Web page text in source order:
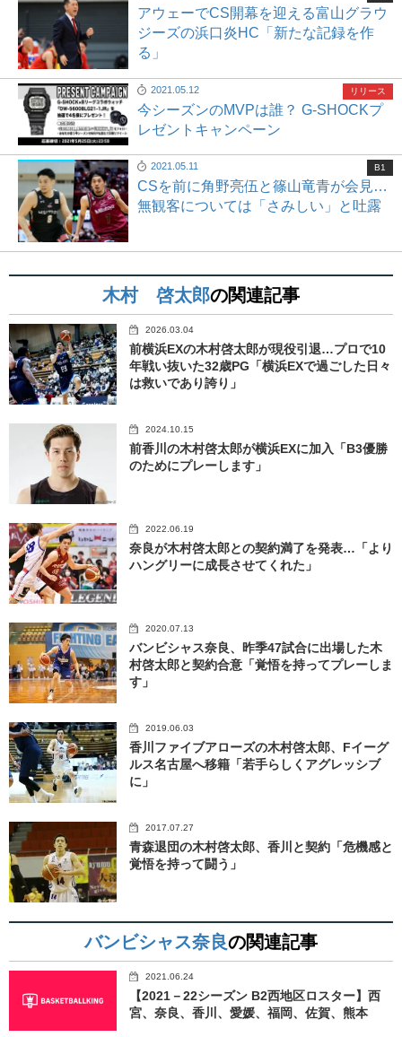
アウェーでCS開幕を迎える富山グラウ
ジーズの浜口炎HC「新たな記録を作
る」
2021.05.12
今シーズンのMVPは誰？ G-SHOCKプ
レゼントキャンペーン
リリース
2021.05.11
CSを前に角野亮伍と篠山竜青が会見…
無観客については「さみしい」と吐露
B1
木村 啓太郎の関連記事
2026.03.04
前横浜EXの木村啓太郎が現役引退…プロで10
年戦い抜いた32歳PG「横浜EXで過ごした日々
は救いであり誇り」
2024.10.15
前香川の木村啓太郎が横浜EXに加入「B3優勝
のためにプレーします」
2022.06.19
奈良が木村啓太郎との契約満了を発表…「より
ハングリーに成長させてくれた」
2020.07.13
バンビシャス奈良、昨季47試合に出場した木
村啓太郎と契約合意「覚悟を持ってプレーしま
す」
2019.06.03
香川ファイブアローズの木村啓太郎、Fイーグ
ルス名古屋へ移籍「若手らしくアグレッシブ
に」
2017.07.27
青森退団の木村啓太郎、香川と契約「危機感と
覚悟を持って闘う」
バンビシャス奈良の関連記事
2021.06.24
【2021－22シーズン B2西地区ロスター】西
宮、奈良、香川、愛媛、福岡、佐賀、熊本